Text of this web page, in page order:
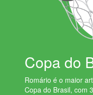
Copa do
Romário é o maior
Copa do Brasil, com